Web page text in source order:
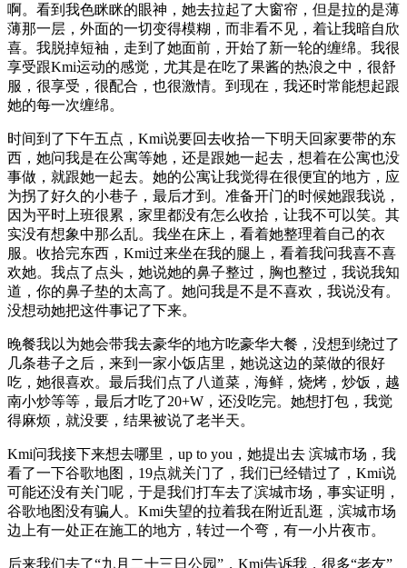
啊。看到我色眯眯的眼神，她去拉起了大窗帘，但是拉的是薄
薄那一层，外面的一切变得模糊，而非看不见，着让我暗自欣
喜。我脱掉短袖，走到了她面前，开始了新一轮的缠绵。我很
享受跟Kmi运动的感觉，尤其是在吃了果酱的热浪之中，很舒
服，很享受，很配合，也很激情。到现在，我还时常能想起跟
她的每一次缠绵。
时间到了下午五点，Kmi说要回去收拾一下明天回家要带的东
西，她问我是在公寓等她，还是跟她一起去，想着在公寓也没
事做，就跟她一起去。她的公寓让我觉得在很便宜的地方，应
为拐了好久的小巷子，最后才到。准备开门的时候她跟我说，
因为平时上班很累，家里都没有怎么收拾，让我不可以笑。其
实没有想象中那么乱。我坐在床上，看着她整理着自己的衣
服。收拾完东西，Kmi过来坐在我的腿上，看着我问我喜不喜
欢她。我点了点头，她说她的鼻子整过，胸也整过，我说我知
道，你的鼻子垫的太高了。她问我是不是不喜欢，我说没有。
没想动她把这件事记了下来。
晚餐我以为她会带我去豪华的地方吃豪华大餐，没想到绕过了
几条巷子之后，来到一家小饭店里，她说这边的菜做的很好
吃，她很喜欢。最后我们点了八道菜，海鲜，烧烤，炒饭，越
南小炒等等，最后才吃了20+W，还没吃完。她想打包，我觉
得麻烦，就没要，结果被说了老半天。
Kmi问我接下来想去哪里，up to you，她提出去 滨城市场，我
看了一下谷歌地图，19点就关门了，我们已经错过了，Kmi说
可能还没有关门呢，于是我们打车去了滨城市场，事实证明，
谷歌地图没有骗人。Kmi失望的拉着我在附近乱逛，滨城市场
边上有一处正在施工的地方，转过一个弯，有一小片夜市。
后来我们去了“九月二十三日公园”，Kmi告诉我，很多“老友”